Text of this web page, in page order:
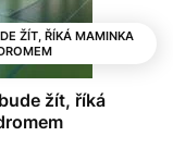
ŽÍT, ŘÍKÁ MAMINKA
žít, říká